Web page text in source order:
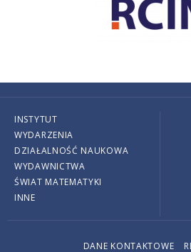
INSTYTUT
WYDARZENIA
DZIAŁALNOŚĆ NAUKOWA
WYDAWNICTWA
ŚWIAT MATEMATYKI
INNE
DANE KONTAKTOWE